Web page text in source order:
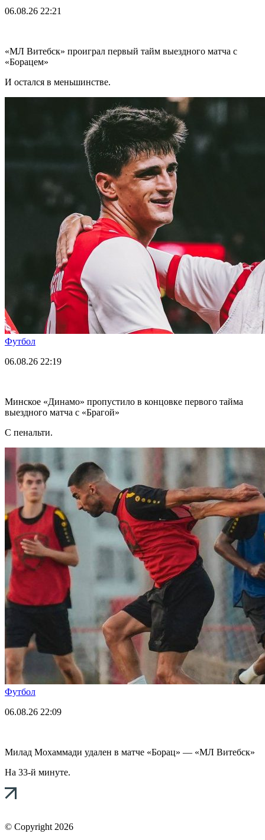
06.08.26 22:21
«МЛ Витебск» проиграл первый тайм выездного матча с
«Борацем»
И остался в меньшинстве.
Футбол
06.08.26 22:19
Минское «Динамо» пропустило в концовке первого тайма
выездного матча с «Брагой»
С пенальти.
Футбол
06.08.26 22:09
Милад Мохаммади удален в матче «Борац» — «МЛ Витебск»
На 33-й минуте.
© Copyright 2026